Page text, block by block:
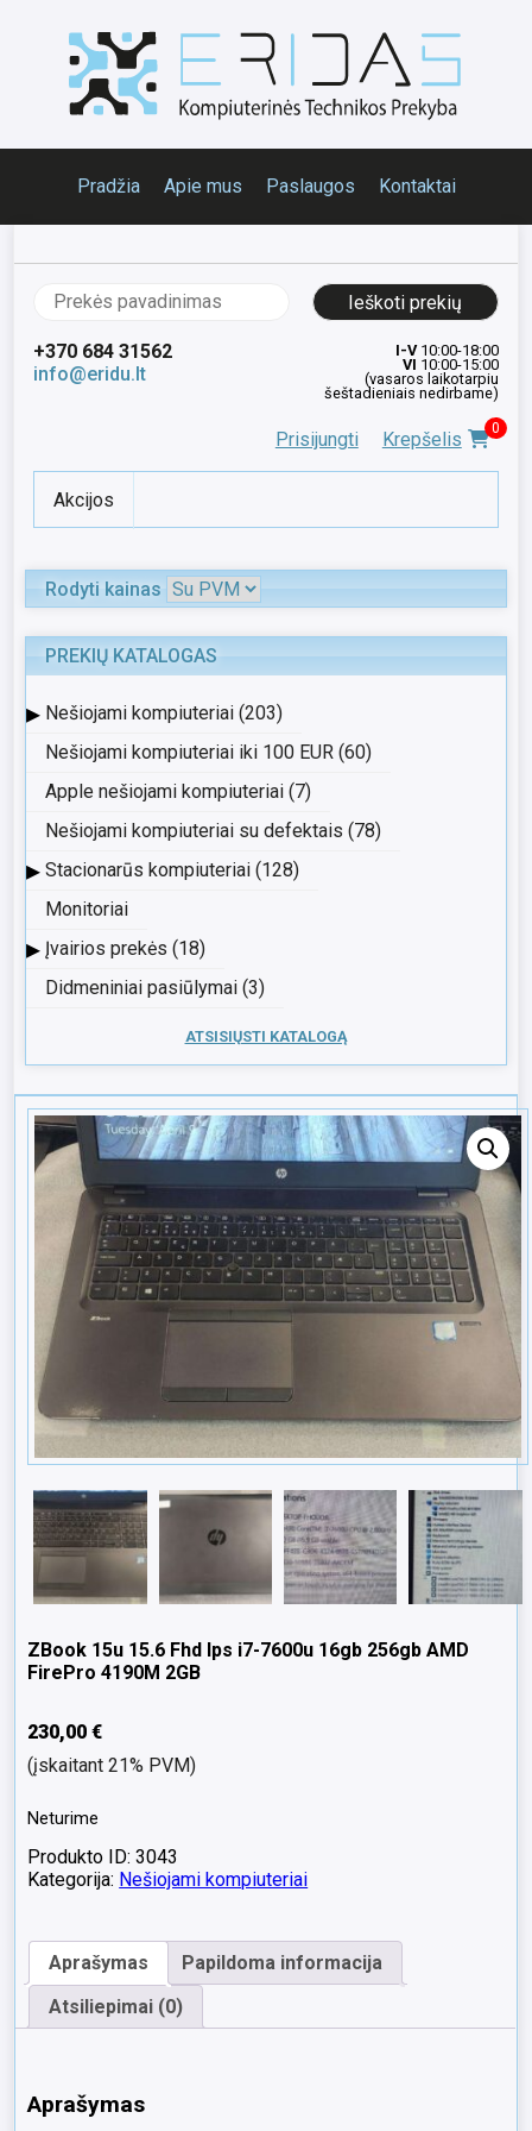
Pradžia Apie mus Paslaugos Kontaktai
Ieškoti:
+370 684 31562
info@eridu.lt
I-V10:00-18:00
VI 10:00-15:00
(vasaros laikotarpiu
šeštadieniais nedirbame)
Prisijungti Krepšelis 0
Akcijos
Rodyti kainas
PREKIŲ KATALOGAS
▸ Nešiojami kompiuteriai (203)
Nešiojami kompiuteriai iki 100 EUR (60)
Apple nešiojami kompiuteriai (7)
Nešiojami kompiuteriai su defektais (78)
▸ Stacionarūs kompiuteriai (128)
Monitoriai
▸ Įvairios prekės (18)
Didmeniniai pasiūlymai (3)
ATSISIŲSTI KATALOGĄ
ZBook 15u 15.6 Fhd Ips i7-7600u 16gb 256gb AMD
FirePro 4190M 2GB
230,00€
(įskaitant 21% PVM)
Neturime
Produkto ID: 3043
Kategorija: Nešiojami kompiuteriai
Aprašymas
Papildoma informacija
Atsiliepimai (0)
Aprašymas